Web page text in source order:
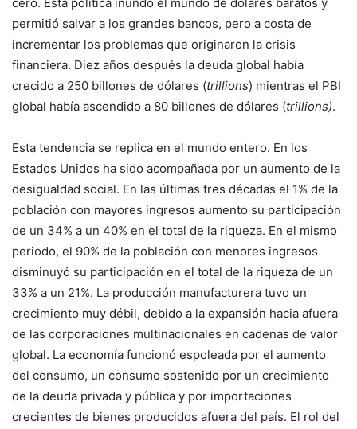
permitió salvar a los grandes bancos, pero a costa de
incrementar los problemas que originaron la crisis
financiera. Diez años después la deuda global había
crecido a 250 billones de dólares (trillions) mientras el PBI
global había ascendido a 80 billones de dólares (trillions).
Esta tendencia se replica en el mundo entero. En los
Estados Unidos ha sido acompañada por un aumento de la
desigualdad social. En las últimas tres décadas el 1% de la
población con mayores ingresos aumento su participación
de un 34% a un 40% en el total de la riqueza. En el mismo
periodo, el 90% de la población con menores ingresos
disminuyó su participación en el total de la riqueza de un
33% a un 21%. La producción manufacturera tuvo un
crecimiento muy débil, debido a la expansión hacia afuera
de las corporaciones multinacionales en cadenas de valor
global. La economía funcionó espoleada por el aumento
del consumo, un consumo sostenido por un crecimiento
de la deuda privada y pública y por importaciones
crecientes de bienes producidos afuera del país. El rol del